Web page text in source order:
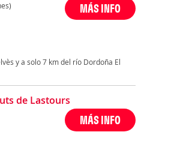
MÁS INFO
y a solo 7 km del río Dordoña El
de Lastours
MÁS INFO